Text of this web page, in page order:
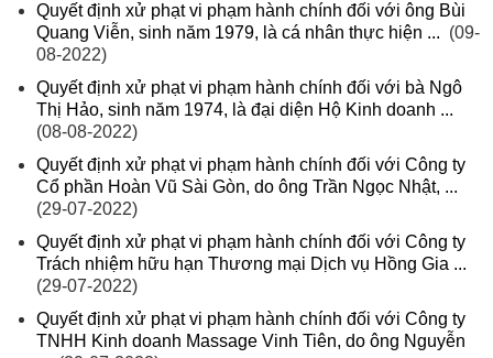
Quyết định xử phạt vi phạm hành chính đối với ông Bùi
Quang Viễn, sinh năm 1979, là cá nhân thực hiện ... (09-
08-2022)
Quyết định xử phạt vi phạm hành chính đối với bà Ngô
Thị Hảo, sinh năm 1974, là đại diện Hộ Kinh doanh ...
(08-08-2022)
Quyết định xử phạt vi phạm hành chính đối với Công ty
Cổ phần Hoàn Vũ Sài Gòn, do ông Trần Ngọc Nhật, ...
(29-07-2022)
Quyết định xử phạt vi phạm hành chính đối với Công ty
Trách nhiệm hữu hạn Thương mại Dịch vụ Hồng Gia ...
(29-07-2022)
Quyết định xử phạt vi phạm hành chính đối với Công ty
TNHH Kinh doanh Massage Vinh Tiên, do ông Nguyễn